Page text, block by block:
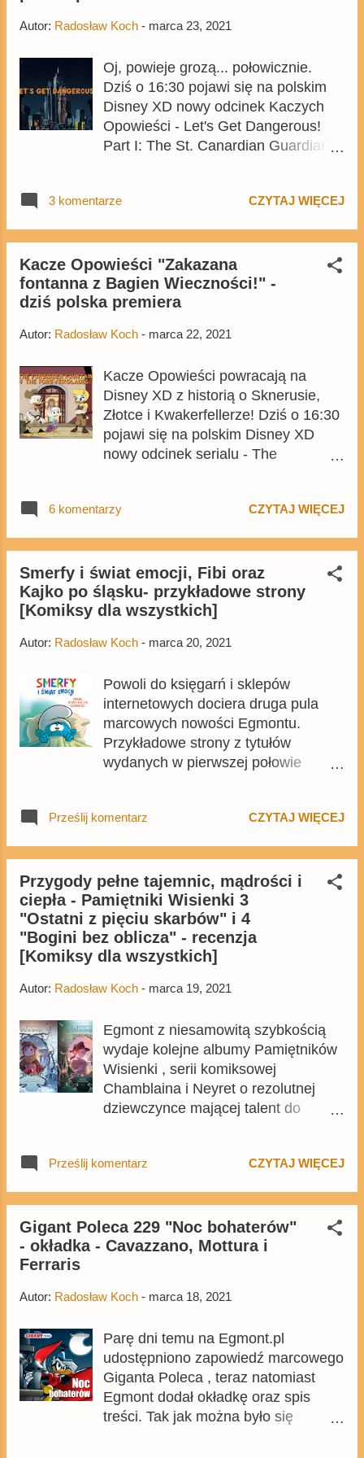
Autor: Radosław Koch - marca 23, 2021
Oj, powieje grozą... połowicznie.
Dziś o 16:30 pojawi się na polskim
Disney XD nowy odcinek Kaczych
Opowieści - Let's Get Dangerous!
Part I: The St. Canardian Guardian!
trzeciej serii i pierwsza połowa
Agentowi Kuprowi. W epizodzie
pojawi się wiele postaci znanych z
klasycznego serialu o Agencie
Kuprze/Darwking Ducku - między
Bulba, a także przybrana córka
(Kwacia/Gąska). Ponownie wystąpi
także Robokwak, więc można
spodziewać się sporej dawki emocji.
Nie zabraknie też olbrzymiej dawki
nawiązań popkulturowych. Przed
materiałów z nim związanych, oto
niektóre z nich: Powtórka odcinka
zostanie wyemitowana dziś o 20:00.
Łącznie na przełomie marca i
kwietnia pojawi się dziewięć
odcinków Kaczych Opowieści , o
3 komentarze CZYTAJ WIĘCEJ
Kacze Opowieści "Zakazana
fontanna z Bagien Wieczności!" -
dziś polska premiera
Autor: Radosław Koch - marca 22, 2021
Kacze Opowieści powracają na
Disney XD z historią o Sknerusie,
Złotce i Kwakerfellerze! Dziś o 16:30
pojawi się na polskim Disney XD
nowy odcinek serialu - The
z Bagien Wieczności ! ). Jest to
nowym odcinku Sknerus i Złotka
zmierzą się z Kwakerfellerem o
dostęp do fontanny młodości. Nie
zabraknie nawiązań do Tarzana czy
Dyzio i Zyzio będą przeżywać
hotelu. Powtórka odcinka zostanie
wyemitowana dziś o 20:00. Łącznie
w ciągu najbliższych tygodni pojawi
się dziesięć odcinków z bohaterami
Kaczych Opowieści , o czym więcej
odcinka na który wiele fanów czekało
- Let's Get Dangerous! z udziałem
Agenta Kupra. Warto przy okazji
wspomnieć, że w poprzednim
tygodniu w USA wyemitowano
ostatni odcinek serialu . Łącznie
serial zamknął się w 3 sezonach
liczących...
6 komentarzy CZYTAJ WIĘCEJ
Smerfy i świat emocji, Fibi oraz
Kajko po śląsku- przykładowe strony
[Komiksy dla wszystkich]
Autor: Radosław Koch - marca 20, 2021
Powoli do księgarń i sklepów
internetowych dociera druga pula
marcowych nowości Egmontu.
Przykładowe strony z tytułów
wydanych w pierwszej połowie
plansze z kolejnych tytułów. Wśród
jest pewien silny disnejowski akcent.
Prześlij komentarz CZYTAJ WIĘCEJ
Przygody pełne tajemnic, mądrości i
ciepła - Pamiętniki Wisienki 3
"Ostatni z pięciu skarbów" i 4
"Bogini bez oblicza" - recenzja
[Komiksy dla wszystkich]
Autor: Radosław Koch - marca 19, 2021
Egmont z niesamowitą szybkością
wydaje kolejne albumy Pamiętników
Wisienki , serii komiksowej
Chamblaina i Neyret o rezolutnej
dziewczynce mającej talent do
- Ostatni z pięciu skarbów oraz
podobnie jak początek serii ,
zachwycają. Co sprawia, że seria o
Wisience jest tak świetną lekturą nie
Prześlij komentarz CZYTAJ WIĘCEJ
Gigant Poleca 229 "Noc bohaterów"
- okładka - Cavazzano, Mottura i
Ferraris
Autor: Radosław Koch - marca 18, 2021
Parę dni temu na Egmont.pl
udostępniono zapowiedź marcowego
Giganta Poleca , teraz natomiast
Egmont dodał okładkę oraz spis
treści. Tak jak można było się